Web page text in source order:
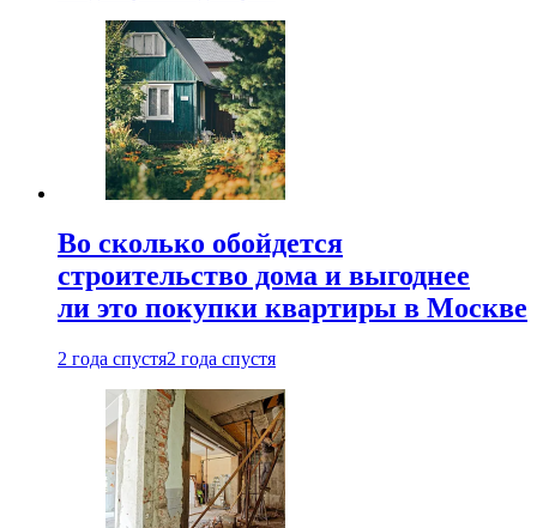
Во сколько обойдется
строительство дома и выгоднее
ли это покупки квартиры в Москве
2 года спустя2 года спустя